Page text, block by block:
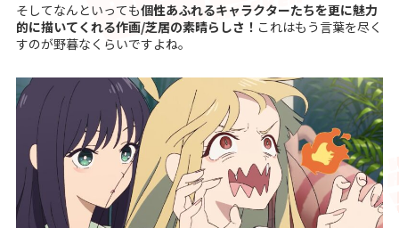
そしてなんといっても個性あふれるキャラクターたちを更に魅力
的に描いてくれる作画/芝居の素晴らしさ！ これはもう言葉を尽く
すのが野暮なくらいですよね。